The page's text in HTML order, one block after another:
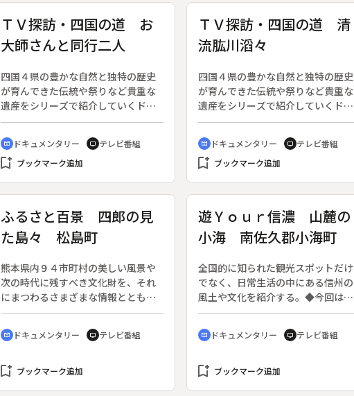
ＴＶ探訪・四国の道 お
大師さんと同行二人
四国４県の豊かな自然と独特の歴史
が育んできた伝統や祭りなど貴重な
遺産をシリーズで紹介していくドキ
ュメンタリー。（２０００年５月３
日～２００３年２月１日放送）◆こ
の回は「お大師さんと同行二人」と
して、修行大師像、衛門三郎像、杖
辺寺ロープウェイ、ヘリコプターを
つかった巡礼、日帰りのバスツア
ー、青年大師像、室戸岬、四国霊場
第２４番所・最御崎寺、高知県内の
番札所・清瀧寺、四国霊場第３６番
札所・青瀧寺、足摺岬、四国霊場第
３８番札所・金剛福寺、ヤブツバ
cinematic_blur ドキュメンタリー tv テレビ番組
bookmark_add ブックマーク追加
ＴＶ探訪・四国の道 清
流肱川滔々
四国４県の豊かな自然と独特の歴史
が育んできた伝統や祭りなど貴重な
遺産をシリーズで紹介していくドキ
ュメンタリー。（２０００年５月３
日～２００３年２月１日放送）◆こ
の回は「清流肱川滔々（せいりゅう
ひじかわとうとう）」として、宇和
名水百選『観音水』、観音水そうめ
ん流し、肱川町風の博物館、中学生
のサマースクール、小藪温泉本館、
河辺村河辺川、浪漫八橋（ふれあい
俗文化財御幸の橋）、大洲城跡、お
はなはん通り、明治の家並、おおず
赤煉瓦館、臥龍山荘、鵜飼い、鵜
名産・さといも、モクズガ二獲り、
cinematic_blur ドキュメンタリー tv テレビ番組
bookmark_add ブックマーク追加
ふるさと百景 四郎の見
た島々 松島町
熊本県内９４市町村の美しい風景や
次の時代に残すべき文化財を、それ
にまつわるさまざまな情報とともに
紹介する。◆今回は、松島町の千厳
山を訪れる。
cinematic_blur ドキュメンタリー tv テレビ番組
bookmark_add ブックマーク追加
遊Ｙｏｕｒ信濃 山麓の
小海 南佐久郡小海町
全国的に知られた観光スポットだけ
でなく、日常生活の中にある信州の
風土や文化を紹介する。◆今回は、
小海町の松原湖の風景を紹介する。
cinematic_blur ドキュメンタリー tv テレビ番組
bookmark_add ブックマーク追加